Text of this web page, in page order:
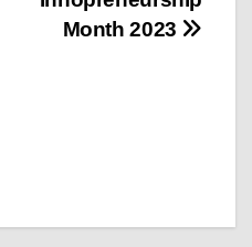
Month 2023